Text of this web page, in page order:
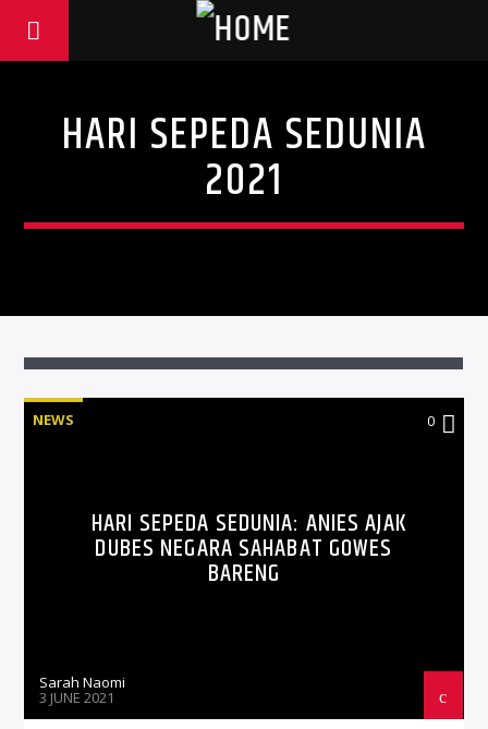
HARI SEPEDA SEDUNIA
2021
NEWS 0
HARI SEPEDA SEDUNIA: ANIES AJAK
DUBES NEGARA SAHABAT GOWES
BARENG
Sarah Naomi
3 JUNE 2021